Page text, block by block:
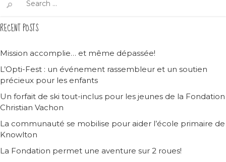
for:
RECENT POSTS
Mission accomplie… et même dépassée!
L’Opti-Fest : un événement rassembleur et un soutien
précieux pour les enfants
Un forfait de ski tout-inclus pour les jeunes de la Fondation
Christian Vachon
La communauté se mobilise pour aider l’école primaire de
Knowlton
La Fondation permet une aventure sur 2 roues!